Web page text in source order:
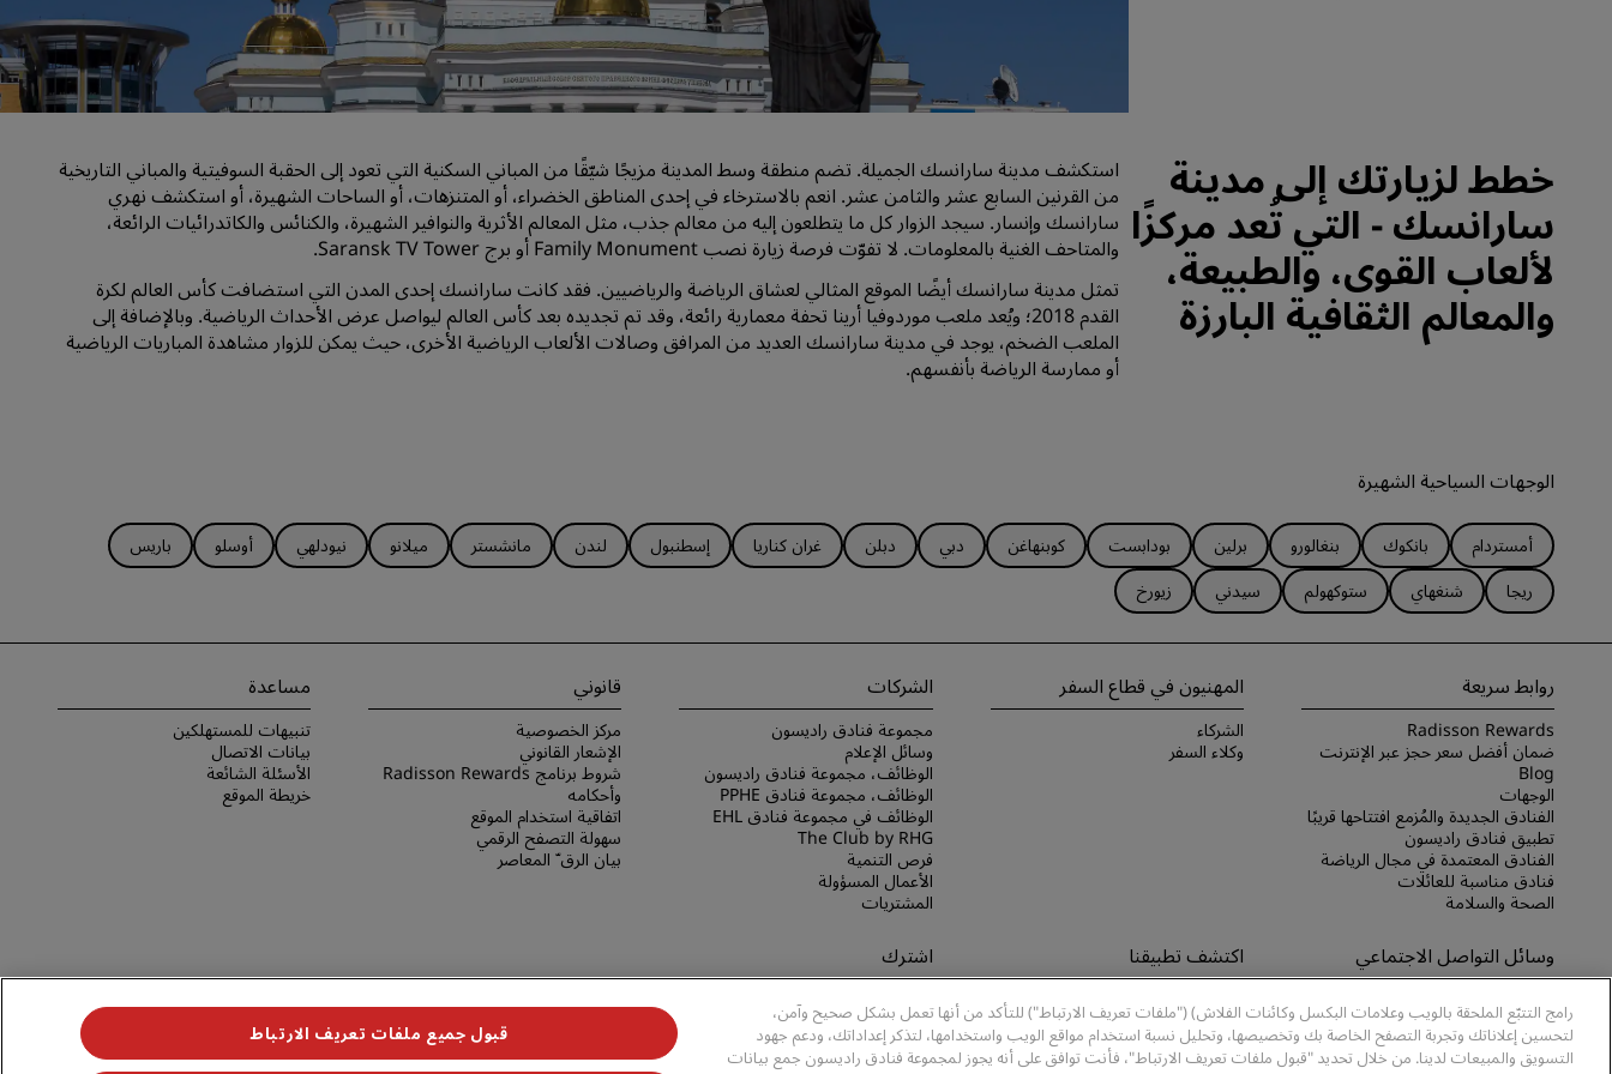
اطلب عرض أسعار
وجهات الفعاليات
حلول الصناعة
البحث عن الرحلات
البحث عن الرحلات
تناول الطعام
البحث عن مطعم
قاعات الزفاف
إقامات مستدامة
إقامات الفرق الرياضية
فنادق في وسط المدينة
تفضل بزيارة مدونتنا
Radisson Rewards
استكشف برنامج Radisson Rewards
الانضمام
خطط لزيارتك إلى مدينة
سارانسك - التي تُعد مركزًا
لألعاب القوى، والطبيعة،
والمعالم الثقافية البارزة
استكشف مدينة سارانسك الجميلة. تضم منطقة وسط المدينة مزيجًا شيّقًا من المباني السكنية التي تعود إلى الحقبة السوفيتية والمباني التاريخية
من القرنين السابع عشر والثامن عشر. انعم بالاسترخاء في إحدى المناطق الخضراء، أو المتنزهات، أو الساحات الشهيرة، أو استكشف نهري
سارانسك وإنسار. سيجد الزوار كل ما يتطلعون إليه من معالم جذب، مثل المعالم الأثرية والنوافير الشهيرة، والكنائس والكاتدرائيات الرائعة،
والمتاحف الغنية بالمعلومات. لا تفوّت فرصة زيارة نصب Family Monument أو برج Saransk TV Tower.
تمثل مدينة سارانسك أيضًا الموقع المثالي لعشاق الرياضة والرياضيين. فقد كانت سارانسك إحدى المدن التي استضافت كأس العالم لكرة
القدم 2018؛ ويُعد ملعب موردوفيا أرينا تحفة معمارية رائعة، وقد تم تجديده بعد كأس العالم ليواصل عرض الأحداث الرياضية. وبالإضافة إلى
الملعب الضخم، يوجد في مدينة سارانسك العديد من المرافق وصالات الألعاب الرياضية الأخرى، حيث يمكن للزوار مشاهدة المباريات الرياضية
أو ممارسة الرياضة بأنفسهم.
الوجهات السياحية الشهيرة
أمستردام بانكوك بنغالورو برلين بودابست كوبنهاغن دبي دبلن غران كناريا إسطنبول لندن مانشستر ميلانو نيودلهي أوسلو
باريس
ريجا
شنغهاي ستوكهولم سيدني زيورخ
روابط سريعة
Radisson Rewards
ضمان أفضل سعر حجز عبر الإنترنت
Blog
الوجهات
الفنادق الجديدة والمُزمع افتتاحها قريبًا
تطبيق فنادق راديسون
الفنادق المعتمدة في مجال الرياضة
فنادق مناسبة للعائلات
الصحة والسلامة
المهنيون في قطاع السفر
الشركاء
وكلاء السفر
الشركات
مجموعة فنادق راديسون
وسائل الإعلام
الوظائف، مجموعة فنادق راديسون
الوظائف، مجموعة فنادق PPHE
الوظائف في مجموعة فنادق EHL
The Club by RHG
فرص التنمية
الأعمال المسؤولة
المشتريات
قانوني
مركز الخصوصية
الإشعار القانوني
شروط برنامج Radisson Rewards
وأحكامه
اتفاقية استخدام الموقع
سهولة التصفح الرقمي
بيان الرق ّ المعاصر
مساعدة
تنبيهات للمستهلكين
بيانات الاتصال
الأسئلة الشائعة
خريطة الموقع
وسائل التواصل الاجتماعي اكتشف تطبيقنا اشترك
لا تفوّت فرصة الحصول على أفضل
عروضنا
رامج التتبّع الملحقة بالويب وعلامات البكسل وكائنات الفلاش) ("ملفات تعريف الارتباط") للتأكد من أنها تعمل بشكل صحيح وآمن،
لتحسين إعلاناتك وتجربة التصفح الخاصة بك وتخصيصها، وتحليل نسبة استخدام مواقع الويب واستخدامها، لتذكر إعداداتك، ودعم جهود
التسويق والمبيعات لدينا. من خلال تحديد "قبول ملفات تعريف الارتباط"، فأنت توافق على أنه يجوز لمجموعة فنادق راديسون جمع بيانات
قبول جميع ملفات تعريف الارتباط